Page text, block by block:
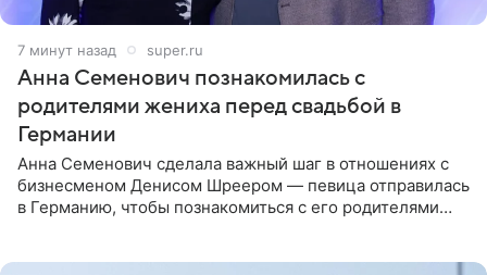
7 минут назад super.ru
Анна Семенович познакомилась с
родителями жениха перед свадьбой в
Германии
Анна Семенович сделала важный шаг в отношениях с
бизнесменом Денисом Шреером — певица отправилась
в Германию, чтобы познакомиться с его родителями